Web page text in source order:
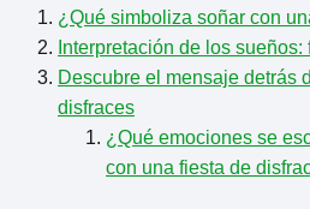
¿Qué simboliza soñar con
Interpretación de los
Descubre el mensaje detrás
disfraces
¿Qué emociones se
con una fiesta de